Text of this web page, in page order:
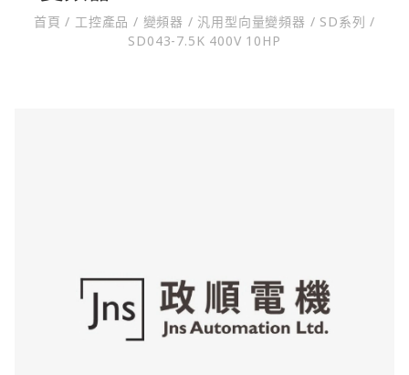
首頁/ 工控產品 / 變頻器 / 汎用型向量變頻器 / SD系列/
SD043-7.5K 400V 10HP